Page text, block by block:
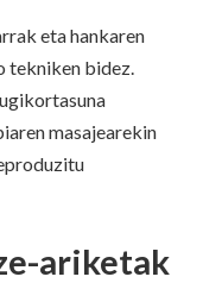
eta hankaren
tekniken bidez.
masajearekin
ariketak